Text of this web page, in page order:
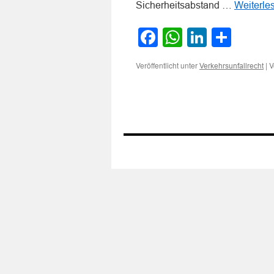
Sicherheitsabstand …
Facebook
WhatsApp
LinkedIn
Veröffentlicht unter Verkehrsunfallrecht |